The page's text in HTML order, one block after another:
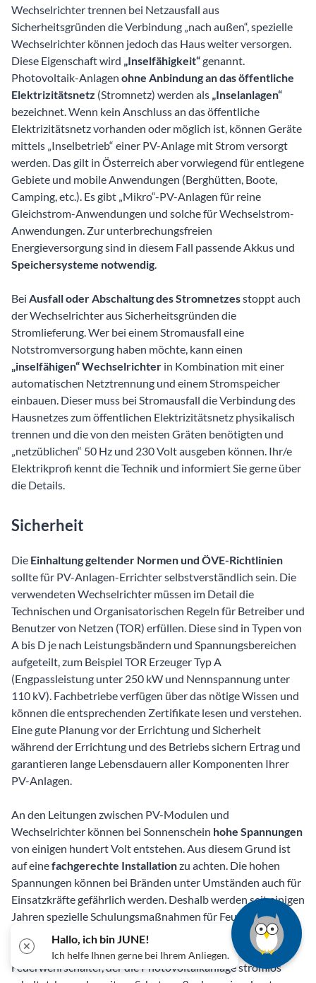
Wechselrichter trennen bei Netzausfall aus
Sicherheitsgründen die Verbindung „nach außen“, spezielle
Wechselrichter können jedoch das Haus weiter versorgen.
Diese Eigenschaft wird „Inselfähigkeit“genannt.
Photovoltaik-Anlagen ohne Anbindung an das öffentliche
Elektrizitätsnetz (Stromnetz) werden als „Inselanlagen“
bezeichnet. Wenn kein Anschluss an das öffentliche
Elektrizitätsnetz vorhanden oder möglich ist, können Geräte
mittels „Inselbetrieb“ einer PV-Anlage mit Strom versorgt
werden. Das gilt in Österreich aber vorwiegend für entlegene
Gebiete und mobile Anwendungen (Berghütten, Boote,
Camping, etc.). Es gibt „Mikro“-PV-Anlagen für reine
Gleichstrom-Anwendungen und solche für Wechselstrom-
Anwendungen. Zur unterbrechungsfreien
Energieversorgung sind in diesem Fall passende Akkus und
Speichersysteme notwendig
Bei Ausfall oder Abschaltung des Stromnetzesstoppt auch
der Wechselrichter aus Sicherheitsgründen die
Stromlieferung. Wer bei einem Stromausfall eine
Notstromversorgung haben möchte, kann einen
„inselfähigen“ Wechselrichter in Kombination mit einer
automatischen Netztrennung und einem Stromspeicher
einbauen. Dieser muss bei Stromausfall die Verbindung des
Hausnetzes zum öffentlichen Elektrizitätsnetz physikalisch
trennen und die von den meisten Gräten benötigten und
„netzüblichen“ 50 Hz und 230 Volt ausgeben können. Ihr/e
Elektrikprofi kennt die Technik und informiert Sie gerne über
die Details.
Sicherheit
Die Einhaltung geltender Normen und ÖVE-Richtlinien
sollte für PV-Anlagen-Errichter selbstverständlich sein. Die
verwendeten Wechselrichter müssen im Detail die
Technischen und Organisatorischen Regeln für Betreiber und
Benutzer von Netzen (TOR) erfüllen. Diese sind in Typen von
A bis D je nach Leistungsbändern und Spannungsbereichen
aufgeteilt, zum Beispiel TOR Erzeuger Typ A
(Engpassleistung unter 250 kW und Nennspannung unter
110 kV). Fachbetriebe verfügen über das nötige Wissen und
können die entsprechenden Zertifikate lesen und verstehen.
Eine gute Planung vor der Errichtung und Sicherheit
während der Errichtung und des Betriebs sichern Ertrag und
garantieren lange Lebensdauern aller Komponenten Ihrer
PV-Anlagen.
An den Leitungen zwischen PV-Modulen und
Wechselrichter können bei Sonnenschein hohe Spannungen
von einigen hundert Volt entstehen. Aus diesem Grund ist
auf einefachgerechte Installationzu achten. Die hohen
Spannungen können bei Bränden unter Umständen auch für
Einsatzkräfte gefährlich werden. Deshalb werden seit einigen
Jahren spezielle Schulungsmaßnahmen für Feuerwehrleute
zum Löschen von Bränden mit potenziellen
Starkstromquellen angeboten. Ein zusätzlicher
Feuerwehrschalter, der die Photovoltaikanlage stromlos
✕
Hallo, ich bin JUNE!
Ich helfe Ihnen gerne bei Ihrem Anliegen.